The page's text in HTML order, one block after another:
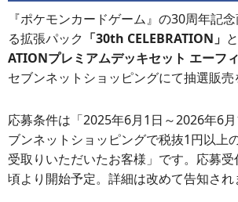
『ポケモンカードゲーム』の30周年記
る拡張パック 「30th CELEBRATION」
ATIONプレミアムデッキセット エーフ
セブンネットショッピングにて抽選販売
応募条件は「2025年6月1日～2026年6
ブンネットショッピングで税抜1円以上
受取りいただいたお客様」です。応募
頃より開始予定。詳細は改めて告知され